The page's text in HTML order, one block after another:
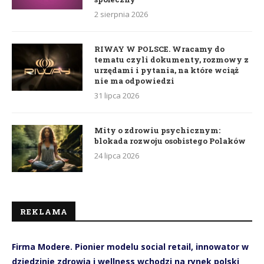
2 sierpnia 2026
RIWAY W POLSCE. Wracamy do
tematu czyli dokumenty, rozmowy z
urzędami i pytania, na które wciąż
nie ma odpowiedzi
31 lipca 2026
Mity o zdrowiu psychicznym:
blokada rozwoju osobistego Polaków
24 lipca 2026
REKLAMA
Firma Modere. Pionier modelu social retail, innowator w
dziedzinie zdrowia i wellness wchodzi na rynek polski